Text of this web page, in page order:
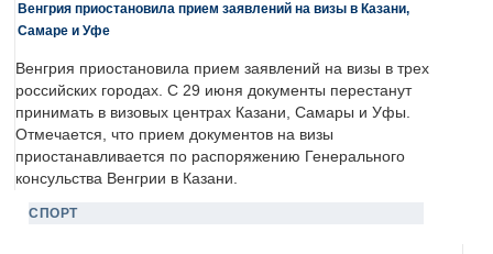
Венгрия приостановила прием заявлений на визы в Казани,
Самаре и Уфе
Венгрия приостановила прием заявлений на визы в трех
российских городах. С 29 июня документы перестанут
принимать в визовых центрах Казани, Самары и Уфы.
Отмечается, что прием документов на визы
приостанавливается по распоряжению Генерального
консульства Венгрии в Казани.
СПОРТ